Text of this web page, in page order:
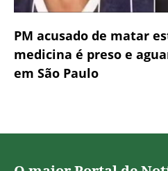
PM acusado de matar
medicina é preso e
em São Paulo